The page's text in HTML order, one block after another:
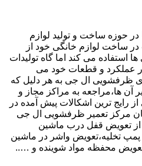
در حوزه ساخت و تولید لوازم
ساخت لوازم خانگی خود از
استفاده می کند اما گاه تولیدات
عملکرد و قطعات خود می
ظرفشویی ال جی به هر دلیل که
آن ها،مراجعه به مراکز مجاز و
رایج ترین اشکالات پیش آمده در
مرکز تعمیر ظرفشویی ال جی
تعویض قفل درب ماشین
تخلیه،تعویض واشر در ماشین
محفظه مواد شوینده و …..